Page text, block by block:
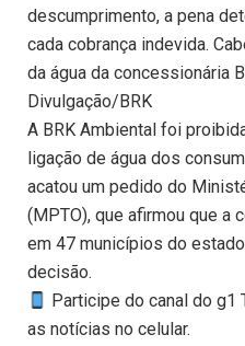
descumprimento, a pena
cada cobrança indevida.
da água da concessionária
Divulgação/BRK
A BRK Ambiental foi
ligação de água dos
acatou um pedido do
(MPTO), que afirmou que a
em 47 municípios do
decisão.
Participe do canal do g1
as notícias no celular.